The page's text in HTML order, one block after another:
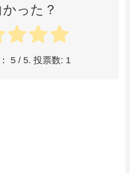
った？
5 / 5. 投票数: 1